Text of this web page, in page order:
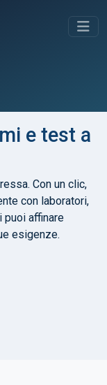
e test a
Con un clic,
con laboratori,
puoi affinare
esigenze.